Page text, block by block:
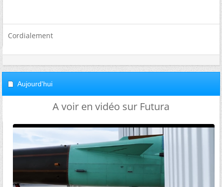
Cordialement
Aujourd'hui
A voir en vidéo sur Futura